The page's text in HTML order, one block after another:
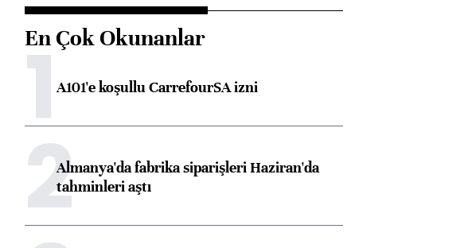
En Çok Okunanlar
1A101'e koşullu CarrefourSA izni
2Almanya'da fabrika siparişleri Haziran'da
tahminleri aştı